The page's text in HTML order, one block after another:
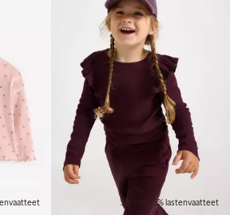
Jäsen: -25% lastenvaatteet